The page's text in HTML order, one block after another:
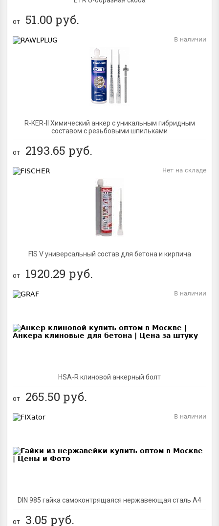
от 51.00 руб.
R-KER-II Химический анкер с уникальным гибридным
составом с резьбовыми шпильками
В наличии
от 2193.65 руб.
FIS V универсальный состав для бетона и кирпича
Нет на складе
от 1920.29 руб.
HSA-R клиновой анкерный болт
В наличии
от 265.50 руб.
DIN 985 гайка самоконтрящаяся нержавеющая сталь A4
В наличии
от 3.05 руб.